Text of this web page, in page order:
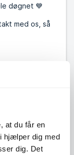
at du får en
hjælper dig med
dig. Det
døgnet 💙
med os, så